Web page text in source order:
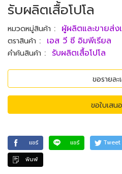
รับผลิตเสื้อโปโล
หมวดหมู่สินค้า : ผู้ผลิตและขายส่ง
ตราสินค้า : เอส วี ซี อิมพีเรียล
คำค้นสินค้า : รับผลิตเสื้อโปโล
ขอรายละ
ขอใบเสน
แชร์ แชร์ Tweet
พิมพ์